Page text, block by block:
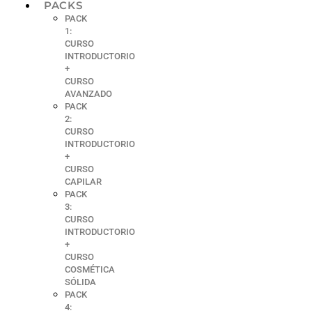
PACKS
PACK
1:
CURSO
INTRODUCTORIO
+
CURSO
AVANZADO
PACK
2:
CURSO
INTRODUCTORIO
+
CURSO
CAPILAR
PACK
3:
CURSO
INTRODUCTORIO
+
CURSO
COSMÉTICA
SÓLIDA
PACK
4: